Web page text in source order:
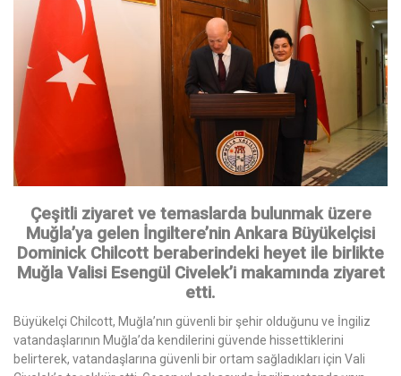
Çeşitli ziyaret ve temaslarda bulunmak üzere
Muğla’ya gelen İngiltere’nin Ankara Büyükelçisi
Dominick Chilcott beraberindeki heyet ile birlikte
Muğla Valisi Esengül Civelek’i makamında ziyaret
etti.
Büyükelçi Chilcott, Muğla’nın güvenli bir şehir olduğunu ve İngiliz
vatandaşlarının Muğla’da kendilerini güvende hissettiklerini
belirterek, vatandaşlarına güvenli bir ortam sağladıkları için Vali